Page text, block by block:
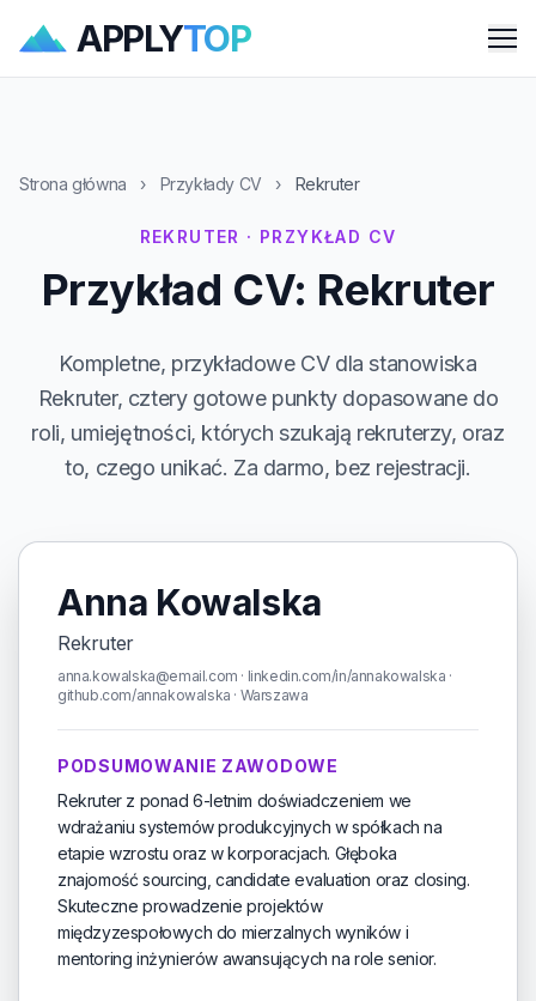
APPLYTOP
Strona główna › Przykłady CV › Rekruter
REKRUTER · PRZYKŁAD CV
Przykład CV: Rekruter
Kompletne, przykładowe CV dla stanowiska
Rekruter, cztery gotowe punkty dopasowane do
roli, umiejętności, których szukają rekruterzy, oraz
to, czego unikać. Za darmo, bez rejestracji.
Anna Kowalska
Rekruter
anna.kowalska@email.com · linkedin.com/in/annakowalska ·
github.com/annakowalska · Warszawa
PODSUMOWANIE ZAWODOWE
Rekruter z ponad 6-letnim doświadczeniem we
wdrażaniu systemów produkcyjnych w spółkach na
etapie wzrostu oraz w korporacjach. Głęboka
znajomość sourcing, candidate evaluation oraz closing.
Skuteczne prowadzenie projektów
międzyzespołowych do mierzalnych wyników i
mentoring inżynierów awansujących na role senior.